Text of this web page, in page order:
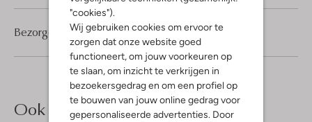
"cookies").
Wij gebruiken cookies om ervoor te
zorgen dat onze website goed
functioneert, om jouw voorkeuren op
te slaan, om inzicht te verkrijgen in
bezoekersgedrag en om een profiel op
te bouwen van jouw online gedrag voor
gepersonaliseerde advertenties. Door
Bezorgen & retourneren
Ook iets voor jou?